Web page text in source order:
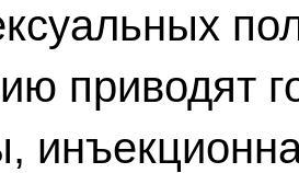
приводят